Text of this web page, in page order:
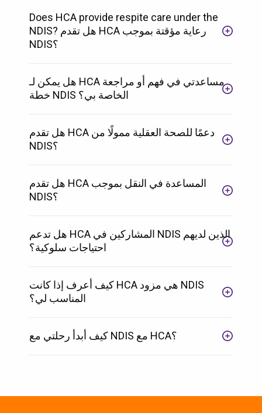
Does HCA provide respite care under the
NDIS? هل تقدم HCA رعاية مؤقتة بموجب
NDIS؟
هل يمكن لـ HCA مساعدتي في فهم أو مراجعة
خطة NDIS الخاصة بي؟
هل تقدم HCA دعمًا للصحة العقلية ممولًا من
NDIS؟
هل تقدم HCA المساعدة في النقل بموجب
NDIS؟
هل تدعم HCA المشاركين في NDIS الذين لديهم
احتياجات سلوكية؟
كيف أعرف إذا كانت HCA هي مزود NDIS
المناسب لي؟
كيف أبدأ رحلتي مع NDIS مع HCA؟